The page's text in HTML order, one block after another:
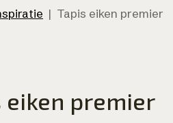
| Tapis eiken premier
eiken premier